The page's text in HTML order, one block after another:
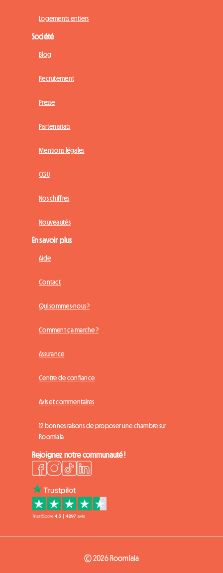
Logements entiers
Société
Blog
Recrutement
Presse
Partenariats
Mentions légales
CGU
Nos chiffres
Nouveautés
En savoir plus
Aide
Contact
Qui sommes-nous ?
Comment ça marche ?
Assurance
Centre de confiance
Avis et commentaires
12 bonnes raisons de proposer une chambre sur
Roomlala
Rejoignez notre communauté !
© 2026 Roomlala